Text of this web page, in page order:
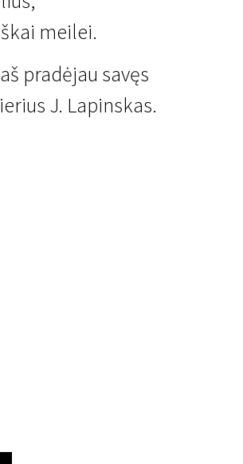
meilei.
pradėjau savęs
J. Lapinskas.